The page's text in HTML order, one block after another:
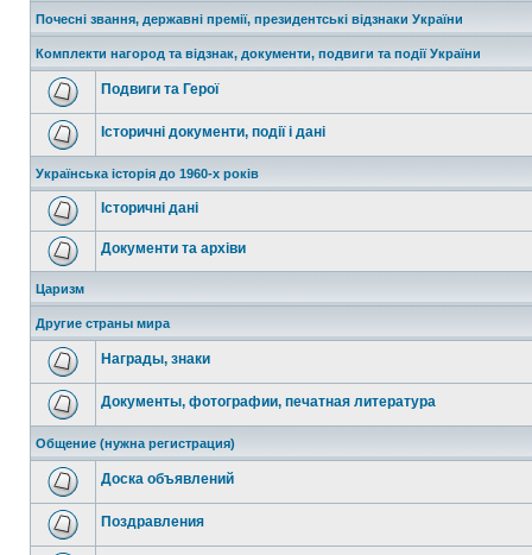
Почесні звання, державні премії, президентські відзнаки України
Комплекти нагород та відзнак, документи, подвиги та події України
Подвиги та Герої
Історичні документи, події і дані
Українська історія до 1960-х років
Історичні дані
Документи та архіви
Царизм
Другие страны мира
Награды, знаки
Документы, фотографии, печатная литература
Общение (нужна регистрация)
Доска объявлений
Поздравления